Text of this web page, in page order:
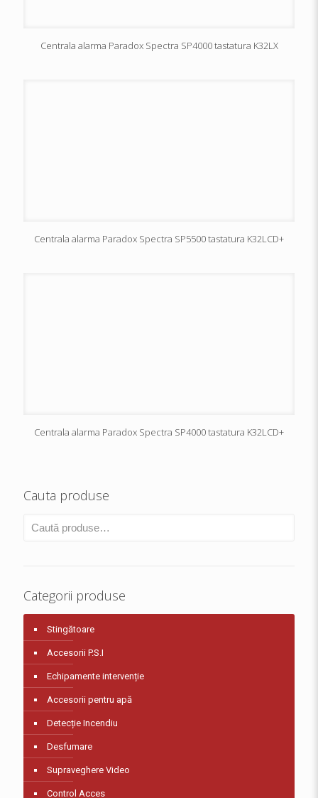
Centrala alarma Paradox Spectra SP4000 tastatura K32LX
Centrala alarma Paradox Spectra SP5500 tastatura K32LCD+
Centrala alarma Paradox Spectra SP4000 tastatura K32LCD+
Cauta produse
Categorii produse
Stingătoare
Accesorii P.S.I
Echipamente intervenție
Accesorii pentru apă
Detecție Incendiu
Desfumare
Supraveghere Video
Control Acces